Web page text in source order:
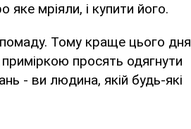
мріяли, і купити його.
Тому краще цього дня
просять одягнути
- ви людина, якій будь-які